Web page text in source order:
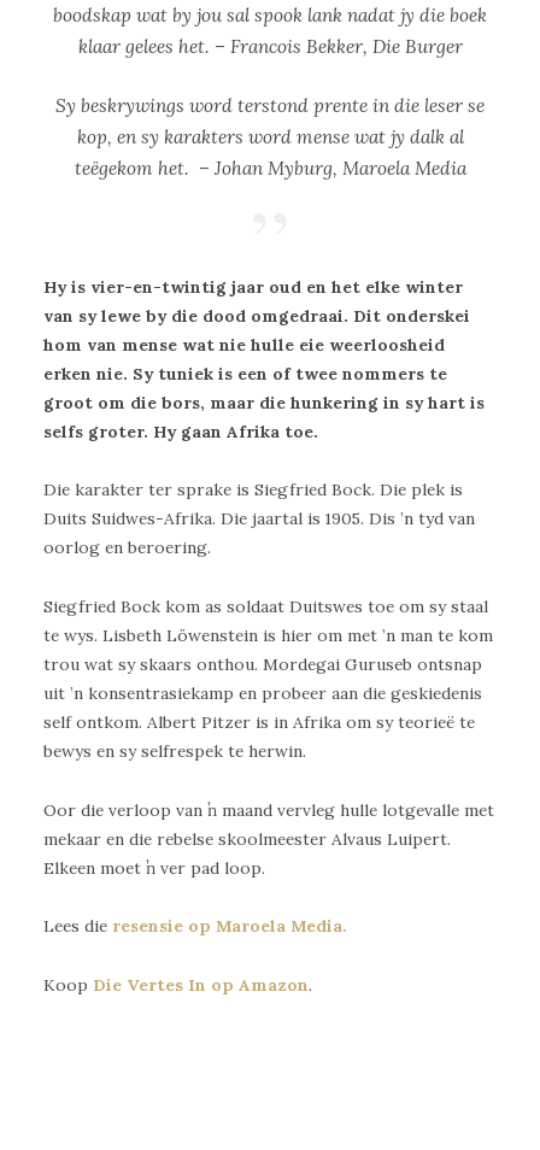
boodskap wat by jou sal spook lank nadat jy die boek
klaar gelees het. – Francois Bekker, Die Burger
Sy beskrywings word terstond prente in die leser se
kop, en sy karakters word mense wat jy dalk al
teëgekom het. – Johan Myburg, Maroela Media
Hy is vier-en-twintig jaar oud en het elke winter
van sy lewe by die dood omgedraai. Dit onderskei
hom van mense wat nie hulle eie weerloosheid
erken nie. Sy tuniek is een of twee nommers te
groot om die bors, maar die hunkering in sy hart is
selfs groter. Hy gaan Afrika toe.
Die karakter ter sprake is Siegfried Bock. Die plek is
Duits Suidwes-Afrika. Die jaartal is 1905. Dis ’n tyd van
oorlog en beroering.
Siegfried Bock kom as soldaat Duitswes toe om sy staal
te wys. Lisbeth Löwenstein is hier om met ’n man te kom
trou wat sy skaars onthou. Mordegai Guruseb ontsnap
uit ’n konsentrasiekamp en probeer aan die geskiedenis
self ontkom. Albert Pitzer is in Afrika om sy teorieë te
bewys en sy selfrespek te herwin.
Oor die verloop van ŉ maand vervleg hulle lotgevalle met
mekaar en die rebelse skoolmeester Alvaus Luipert.
Elkeen moet ŉ ver pad loop.
Lees die resensie op Maroela Media.
Koop Die Vertes In op Amazon.